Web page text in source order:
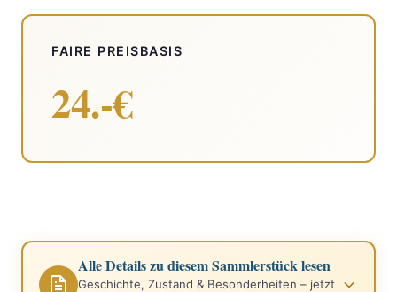
FAIRE PREISBASIS
24.-€
Alle Details zu diesem Sammlerstück lesen
Geschichte, Zustand & Besonderheiten – jetzt